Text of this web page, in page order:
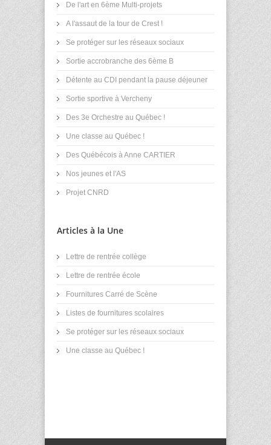
De l'art en 6ème Multi-projets
A l'assaut de la tour de Crest !
Se protéger sur les réseaux sociaux
Sortie accrobranche des 6ème B
Détente au CDI pendant la pause déjeuner
Sortie sportive à Vercheny
Des 3e Orchestre au Québec !
Une classe au Québec !
Des Québécois à Anne CARTIER
Nos jeunes et l'AS
Projet CNRD
Articles à la Une
Lettre de rentrée collège
Lettre de rentrée école
Fournitures Carré de Scène
Listes de fournitures scolaires
Se protéger sur les réseaux sociaux
Une classe au Québec !